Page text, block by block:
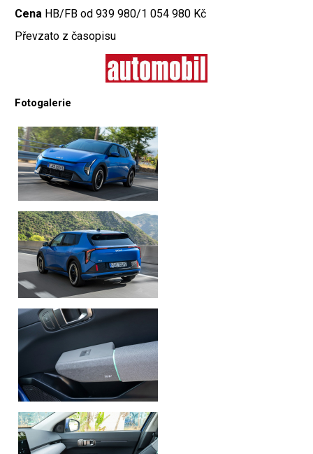
Cena HB/FB od 939 980/1 054 980 Kč
Převzato z časopisu
Fotogalerie